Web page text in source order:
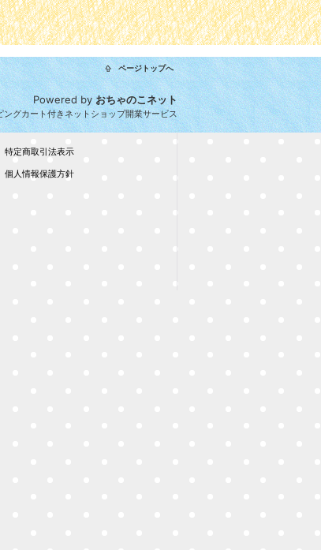
ページトップへ
Powered byおちゃのこネット
グカート付きネットショップ開業サービス
特定商取引法表示
個人情報保護方針